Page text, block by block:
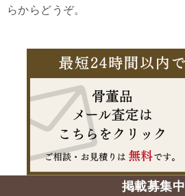
らからどうぞ。
掲載募集中